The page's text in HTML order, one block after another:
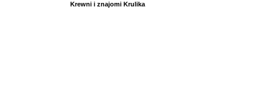
Krewni i znajomi Krulika